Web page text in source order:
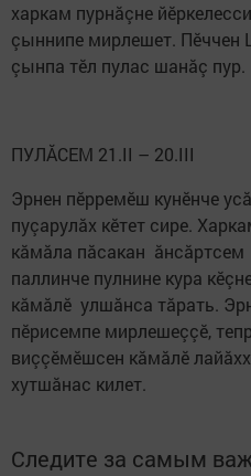
харкам пурнăçне
çыннипе мирлешет. Пӗччен
çынпа тӗл пулас шанăç пур.
ПУЛĂСЕМ 21.II – 20.III
Эрнен пӗрремӗш кунӗнче
пуçарулăх кӗтет сире.
кăмăла пăсакан ăнсăртсем
паллинче пулнине кура
кăмăлӗ улшăнса тăрать.
пӗрисемпе мирлешеççӗ,
виççӗмӗшсен кăмăлӗ
хутшăнас килет.
Следите за самым